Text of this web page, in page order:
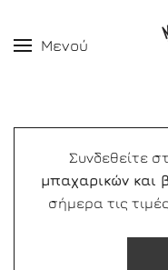
Μενού
Συνδεθείτε
μπαχαρικών και
σήμερα τις